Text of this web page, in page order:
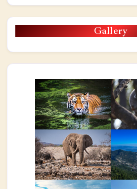
Gallery